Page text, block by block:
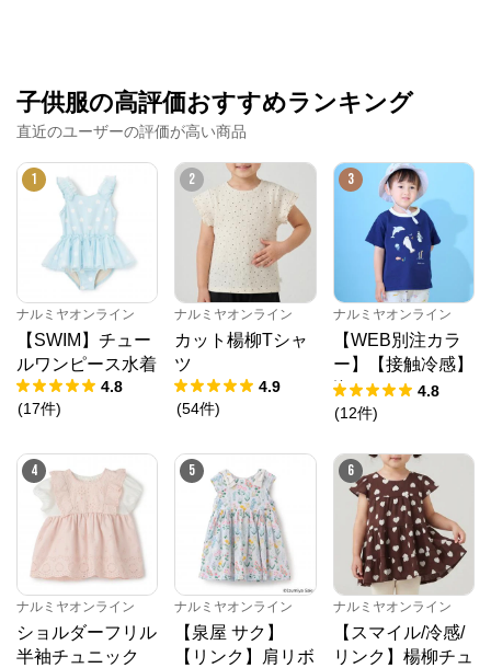
子供服の高評価おすすめランキング
直近のユーザーの評価が高い商品
1
ナルミヤオンライン
【SWIM】チュー
ルワンピース水着
4.8
(17件)
2
ナルミヤオンライン
カット楊柳Tシャ
ツ
4.9
(54件)
3
ナルミヤオンライン
【WEB別注カラ
ー】【接触冷感】
海のいきものアッ
プリケ半袖Tシャ
4.8
(12件)
4
ナルミヤオンライン
ショルダーフリル
半袖チュニック
5
ナルミヤオンライン
【泉屋 サク】
【リンク】肩リボ
6
ナルミヤオンライン
【スマイル/冷感/
リンク】楊柳チュ
※外部サイトが開きます
ナルミヤオンラインからのコメント
ナルミヤオンライン公式通販ショップ。人気子供服メ
ゾピアノ、プティマイン、ラブトキシック、アナスイ
ミニ等、全ブランド、全商品をご覧いただけます。